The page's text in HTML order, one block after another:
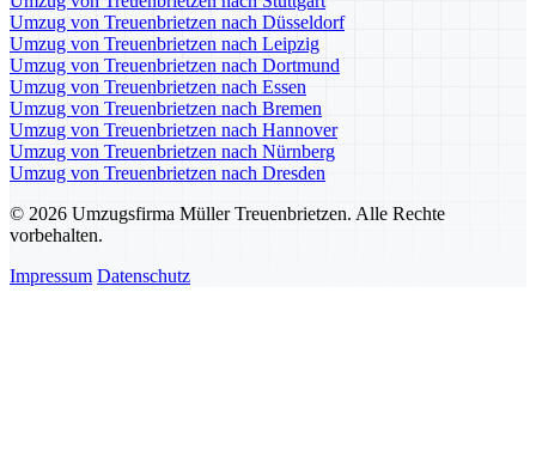
Umzug von Treuenbrietzen nach Düsseldorf
Umzug von Treuenbrietzen nach Leipzig
Umzug von Treuenbrietzen nach Dortmund
Umzug von Treuenbrietzen nach Essen
Umzug von Treuenbrietzen nach Bremen
Umzug von Treuenbrietzen nach Hannover
Umzug von Treuenbrietzen nach Nürnberg
Umzug von Treuenbrietzen nach Dresden
© 2026 Umzugsfirma Müller Treuenbrietzen. Alle Rechte
vorbehalten.
Impressum Datenschutz